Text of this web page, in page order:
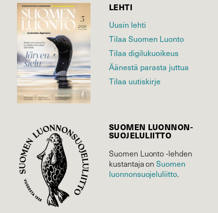
LEHTI
Uusin lehti
Tilaa Suomen Luonto
Tilaa digilukuoikeus
Äänestä parasta juttua
Tilaa uutiskirje
SUOMEN LUONNON­
SUOJELU­LIITTO
Suomen Luonto -lehden
kustantaja onSuomen
luonnonsuojelu­liitto.